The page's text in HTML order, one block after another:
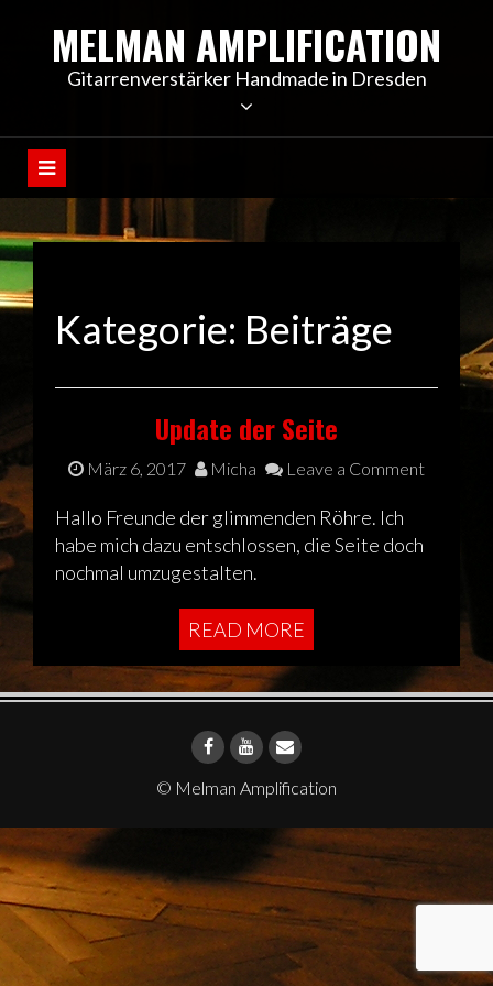
contentMELMAN AMPLIFICATION
Gitarrenverstärker Handmade in Dresden
Kategorie: Beiträge
Update der Seite
März 6, 2017 Micha Leave a Comment
Hallo Freunde der glimmenden Röhre. Ich
habe mich dazu entschlossen, die Seite doch
nochmal umzugestalten.
READ MORE
© Melman Amplification